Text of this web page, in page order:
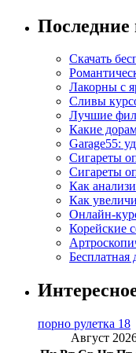
Последние
Скачать
Лакорны с
Сливы
Лучшие
Какие
Garage55:
Сигареты
Сигареты
Как
Как
Онлайн-
Корейские
Бесплатная
порно рулетка 18
Август